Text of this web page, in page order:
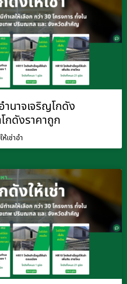
ำนาจเจริญโกดัง
โกดังราคาถูก
เช่าอำ